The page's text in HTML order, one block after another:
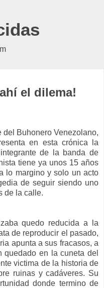
el dilema!
del Buhonero Venezolano,
en esta crónica la
de la banda de
tiene ya unos 15 años
lo margino y solo un acto
de seguir siendo uno
de la calle.
quedo reducida a la
de reproducir el pasado,
apunta a sus fracasos, a
quedado en la cuneta del
victima de la historia de
ruinas y cadáveres. Su
donde termino de